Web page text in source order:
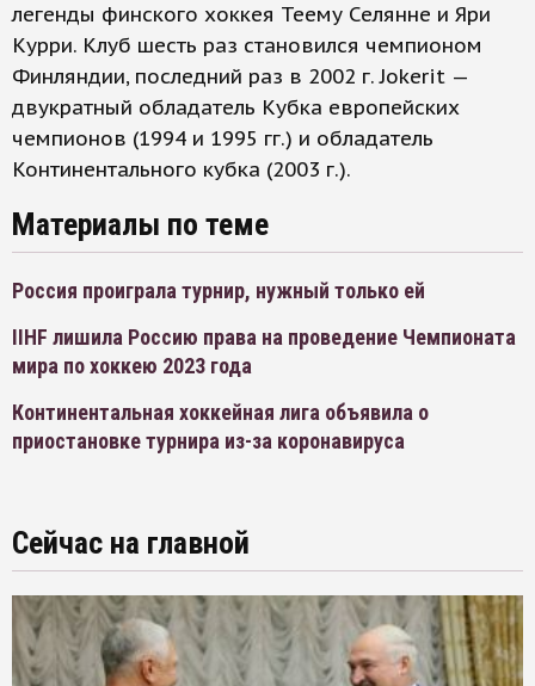
легенды финского хоккея Теему Селянне и Яри
Курри. Клуб шесть раз становился чемпионом
Финляндии, последний раз в 2002 г. Jokerit —
двукратный обладатель Кубка европейских
чемпионов (1994 и 1995 гг.) и обладатель
Континентального кубка (2003 г.).
Материалы по теме
Россия проиграла турнир, нужный только ей
IIHF лишила Россию права на проведение Чемпионата
мира по хоккею 2023 года
Континентальная хоккейная лига объявила о
приостановке турнира из-за коронавируса
Сейчас на главной